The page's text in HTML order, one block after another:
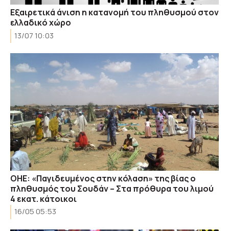
Εξαιρετικά άνιση η κατανομή του πληθυσμού στον
ελλαδικό χώρο
13/07 10:03
ΟΗΕ: «Παγιδευμένος στην κόλαση» της βίας ο
πληθυσμός του Σουδάν – Στα πρόθυρα του λιμού
4 εκατ. κάτοικοι
16/05 05:53